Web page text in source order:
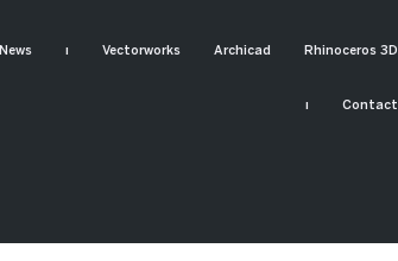
News ı Vectorworks Archicad Rhinoceros 3D
ı Contact